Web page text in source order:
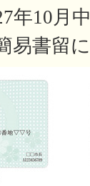
年10月
易書留